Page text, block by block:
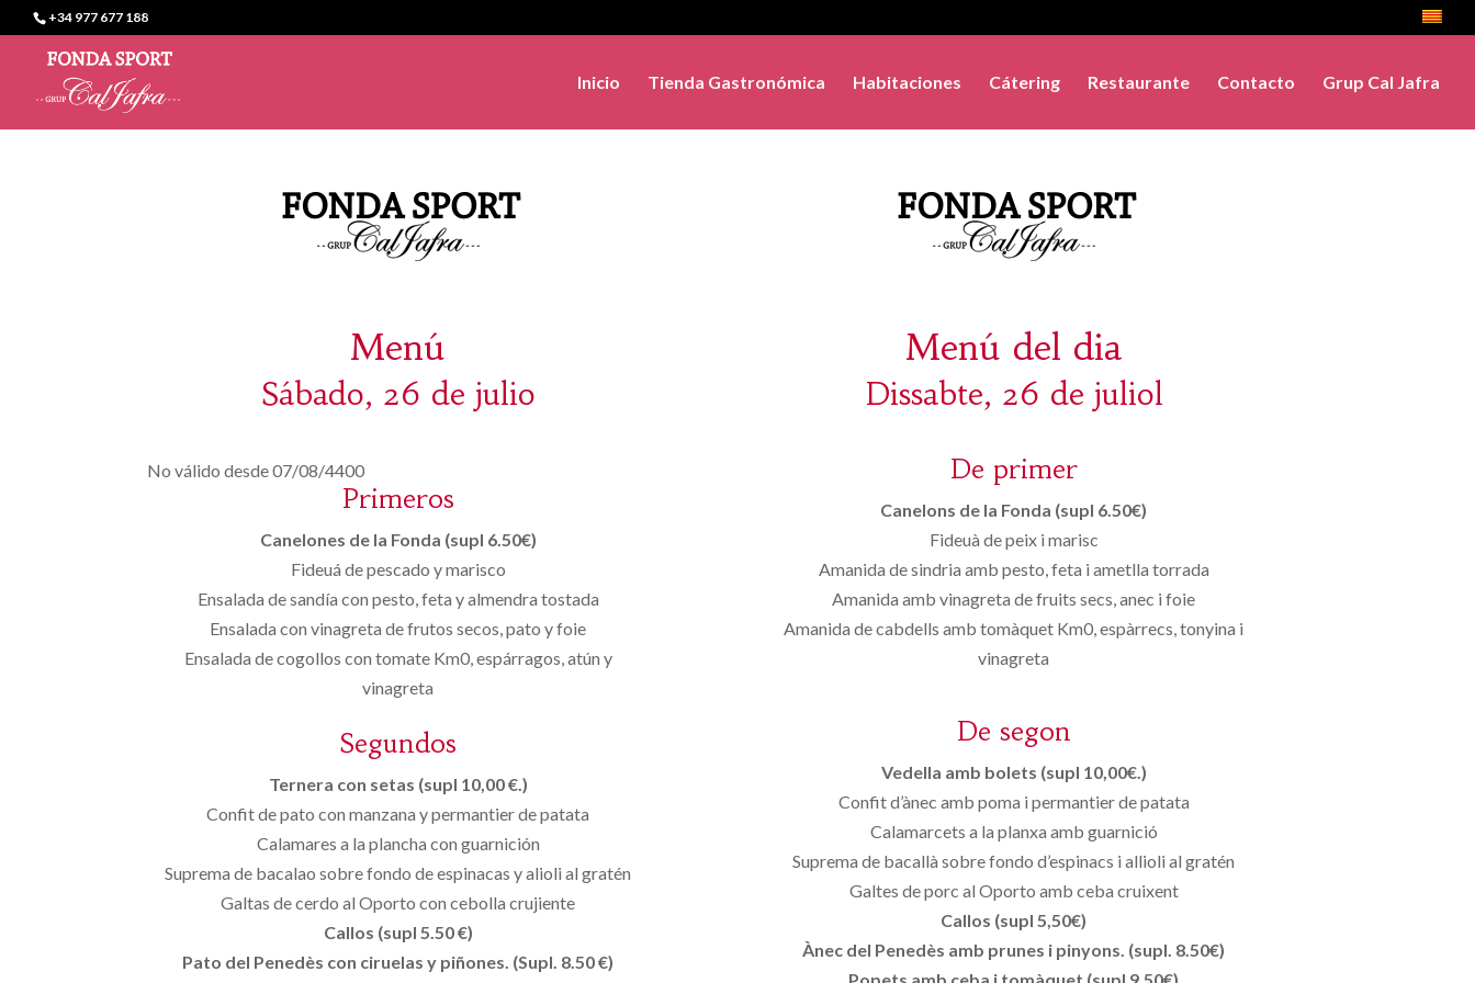
+34 977 677 188
Inicio Tienda Gastronómica Habitaciones Cátering Restaurante Contacto Grup Cal Jafra
Menú
Sábado, 26 de julio
No válido desde 07/08/4400
Primeros
Canelones de la Fonda (supl 6.50€)
Fideuá de pescado y marisco
Ensalada de sandía con pesto, feta y almendra tostada
Ensalada con vinagreta de frutos secos, pato y foie
Ensalada de cogollos con tomate Km0, espárragos, atún y
vinagreta
Segundos
Ternera con setas (supl 10,00 €.)
Confit de pato con manzana y permantier de patata
Calamares a la plancha con guarnición
Suprema de bacalao sobre fondo de espinacas y alioli al gratén
Galtas de cerdo al Oporto con cebolla crujiente
Callos (supl 5.50 €)
Pato del Penedès con ciruelas y piñones. (Supl. 8.50 €)
Menú del dia
Dissabte, 26 de juliol
De primer
Canelons de la Fonda (supl 6.50€)
Fideuà de peix i marisc
Amanida de sindria amb pesto, feta i ametlla torrada
Amanida amb vinagreta de fruits secs, anec i foie
Amanida de cabdells amb tomàquet Km0, espàrrecs, tonyina i
vinagreta
De segon
Vedella amb bolets (supl 10,00€.)
Confit d’ànec amb poma i permantier de patata
Calamarcets a la planxa amb guarnició
Suprema de bacallà sobre fondo d’espinacs i allioli al gratén
Galtes de porc al Oporto amb ceba cruixent
Callos (supl 5,50€)
Ànec del Penedès amb prunes i pinyons. (supl. 8.50€)